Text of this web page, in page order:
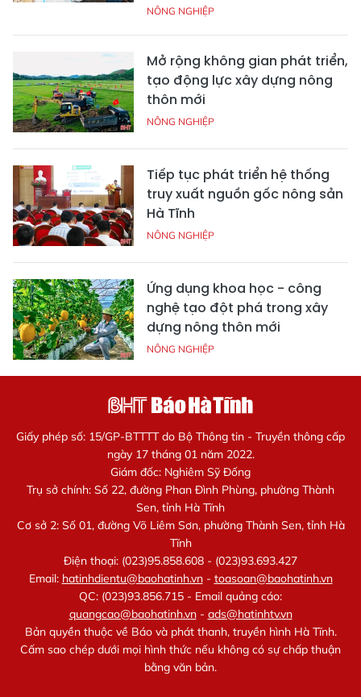
NÔNG NGHIỆP
Mở rộng không gian phát triển,
tạo động lực xây dựng nông
thôn mới
NÔNG NGHIỆP
Tiếp tục phát triển hệ thống
truy xuất nguồn gốc nông sản
Hà Tĩnh
NÔNG NGHIỆP
Ứng dụng khoa học - công
nghệ tạo đột phá trong xây
dựng nông thôn mới
NÔNG NGHIỆP
Giấy phép số: 15/GP-BTTTT do Bộ Thông tin - Truyền thông cấp
ngày 17 tháng 01 năm 2022.
Giám đốc: Nghiêm Sỹ Đống
Trụ sở chính: Số 22, đường Phan Đình Phùng, phường Thành
Sen, tỉnh Hà Tĩnh
Cơ sở 2: Số 01, đường Võ Liêm Sơn, phường Thành Sen, tỉnh Hà
Tĩnh
Điện thoại: (023)95.858.608 - (023)93.693.427
Email: hatinhdientu@baohatinh.vn- toasoan@baohatinh.vn
QC: (023)93.856.715 - Email quảng cáo:
quangcao@baohatinh.vn- ads@hatinhtv.vn
Bản quyền thuộc về Báo và phát thanh, truyền hình Hà Tĩnh.
Cấm sao chép dưới mọi hình thức nếu không có sự chấp thuận
bằng văn bản.